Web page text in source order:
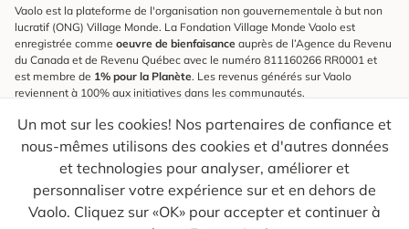
Un mot sur les cookies! Nos partenaires de confiance et
nous-mêmes utilisons des cookies et d'autres données
et technologies pour analyser, améliorer et
personnaliser votre expérience sur et en dehors de
Vaolo. Cliquez sur «OK» pour accepter et continuer à
Vaolo est la plateforme de l'organisation non gouvernementale à but non
lucratif (ONG) Village Monde. La Fondation Village Monde Vaolo est
enregistrée comme oeuvre de bienfaisance auprès de l’Agence du Revenu
du Canada et de Revenu Québec avec le numéro 811160266 RR0001 et
est membre de 1% pour la Planète. Les revenus générés sur Vaolo
reviennent à 100% aux initiatives dans les communautés.
S'inscrire à l'infolettre
Pour connaître les nouveautés, suivre nos explorateurs et recevoir des
astuces pour des voyages plus conscients.
Ton courriel Envoyer